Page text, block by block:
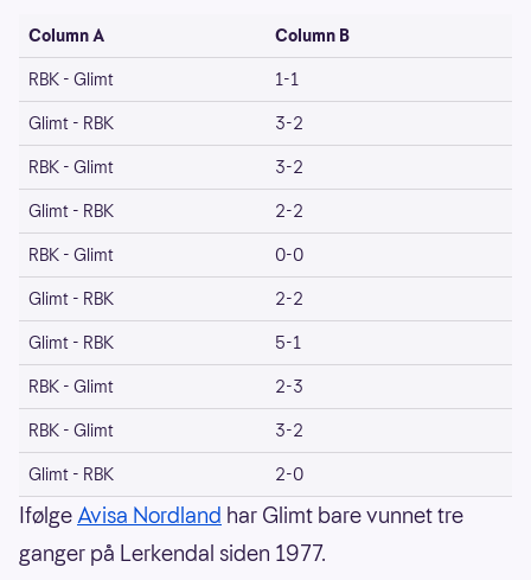
Column A
Column B
RBK - Glimt
1-1
Glimt - RBK
3-2
RBK - Glimt
3-2
Glimt - RBK
2-2
RBK - Glimt
0-0
Glimt - RBK
2-2
Glimt - RBK
5-1
RBK - Glimt
2-3
RBK - Glimt
3-2
Glimt - RBK
2-0
IfølgeAvisa Nordland har Glimt bare vunnet tre
ganger på Lerkendal siden 1977.